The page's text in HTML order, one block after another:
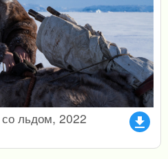
file_download
льдом, 2022